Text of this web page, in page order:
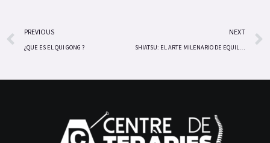
Prev
PREVIOUS
¿QUE ES EL QUI GONG ?
NEXT
SHIATSU: EL ARTE MILENARIO DE EQUILIBRAR EL ORGANISMO